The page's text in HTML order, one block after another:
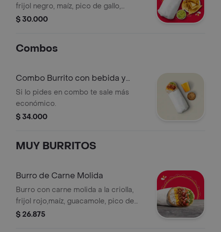
frijol negro, maíz, pico de gallo,
guacamole y arroz blanco en tortilla
adicional.
$ 30.000
Combos
Combo Burrito con bebida y
postre
Si lo pides en combo te sale más
económico.
$ 34.000
MUY BURRITOS
Burro de Carne Molida
Burro con carne molida a la criolla,
frijol rojo,maíz, guacamole, pico de
gallo y arroz blanco en tortilla de
$ 26.875